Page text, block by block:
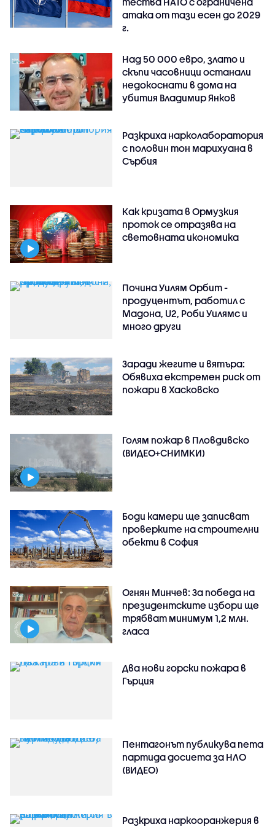
атака от тази есен до 2029
г.
Над 50 000 евро, злато и
скъпи часовници останали
недокоснати в дома на
убития Владимир Янков
Разкриха нарколаборатория
с половин тон марихуана в
Сърбия
Как кризата в Ормузкия
проток се отразява на
световната икономика
Почина Уилям Орбит -
продуцентът, работил с
Мадона, U2, Роби Уилямс и
много други
Заради жегите и вятъра:
Обявиха екстремен риск от
пожари в Хасковско
Голям пожар в Пловдивско
(ВИДЕО+СНИМКИ)
Боди камери ще записват
проверките на строителни
обекти в София
Огнян Минчев: За победа на
президентските избори ще
трябват минимум 1,2 млн.
гласа
Два нови горски пожара в
Гърция
Пентагонът публикува пета
партида досиета за НЛО
(ВИДЕО)
Разкриха наркооранжерия в